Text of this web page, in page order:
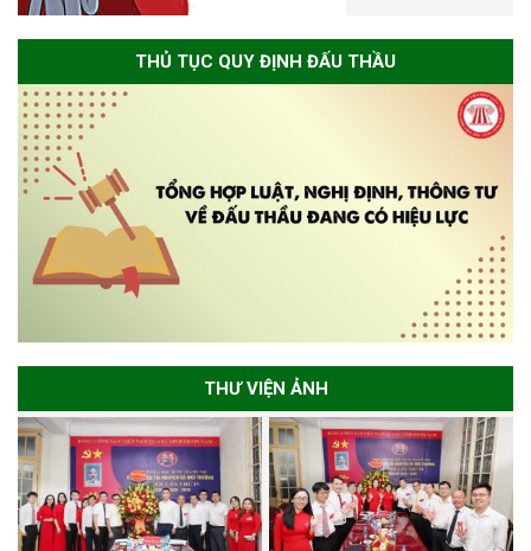
THỦ TỤC QUY ĐỊNH ĐẤU THẦU
THƯ VIỆN ẢNH